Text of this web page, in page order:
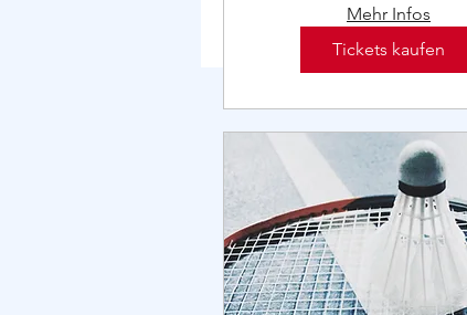
Mehr Infos
Tickets kaufen